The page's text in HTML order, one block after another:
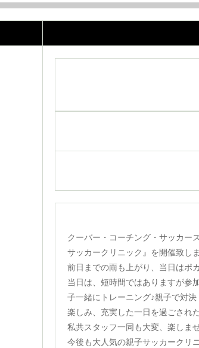
クーバー・コーチング・サッカー
サッカークリニック』を開催致しま
前日までの雨も上がり、当日はポ
当日は、短時間ではありますが参
子一緒にトレーニング♪親子で対
楽しみ、充実した一日を過ごされ
私共スタッフ一同も大変、楽しま
今後も大人気の親子サッカークリ